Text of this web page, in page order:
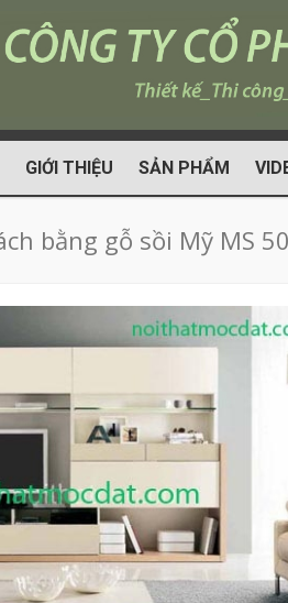
GIỚI THIỆU SẢN PHẨM
bằng gỗ sồi Mỹ MS 50